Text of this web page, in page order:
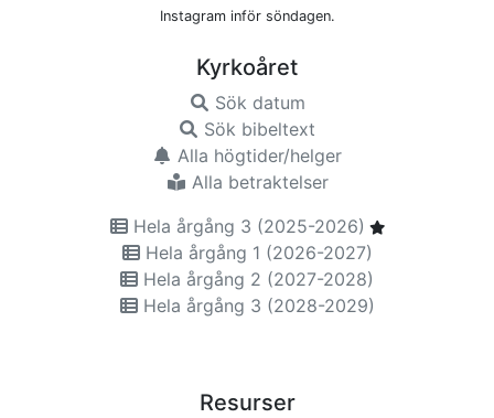
Instagram inför söndagen.
Kyrkoåret
Sök datum
Sök bibeltext
Alla högtider/helger
Alla betraktelser
Hela årgång 3 (2025-2026)
Hela årgång 1 (2026-2027)
Hela årgång 2 (2027-2028)
Hela årgång 3 (2028-2029)
Resurser